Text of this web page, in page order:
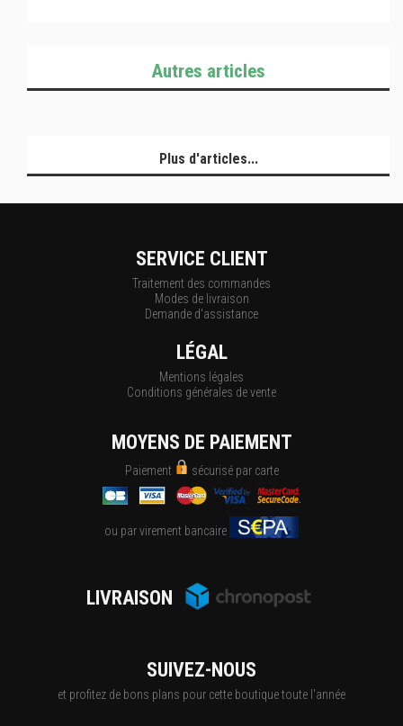
Autres articles
Plus d'articles...
SERVICE CLIENT
Traitement des commandes
Modes de livraison
Demande d'assistance
LÉGAL
Mentions légales
Conditions générales de vente
MOYENS DE PAIEMENT
Paiement sécurisé par carte
ou par virement bancaire
LIVRAISON
SUIVEZ-NOUS
et profitez de bons plans pour cette boutique toute l'année